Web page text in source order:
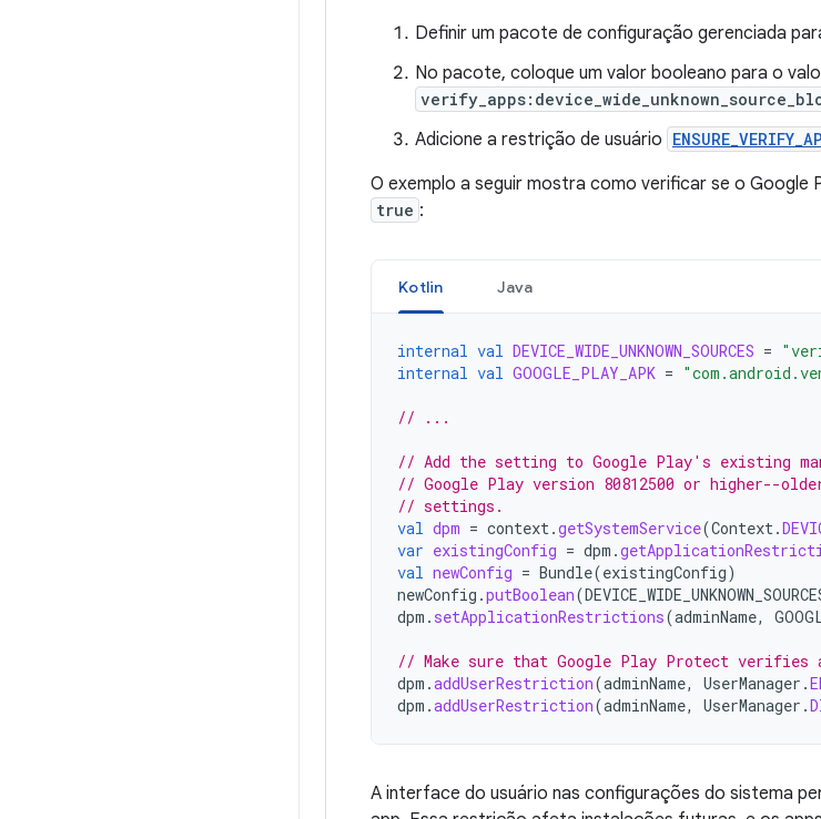
Definir um pacote de configuração gerenciada
No pacote, coloque um valor booleano para o
Adicione a restrição de usuário
O exemplo a seguir mostra como verificar se o Google
true :
Kotlin Java
internal val DEVICE_WIDE_UNKNOWN_SOURCES =
internal val GOOGLE_PLAY_APK =
// ...
// Add the setting to Google Play's existing
// Google Play version 80812500 or higher--
// settings.
val dpm = context.getSystemService(Context.
var existingConfig = dpm .
val newConfig = Bundle(existingConfig)
newConfig .putBoolean(
dpm . setApplicationRestrictions(adminName,
// Make sure that Google Play Protect verifies
dpm .addUserRestriction(adminName, UserManager .
dpm .addUserRestriction(adminName, UserManager .
A interface do usuário nas configurações do sistema